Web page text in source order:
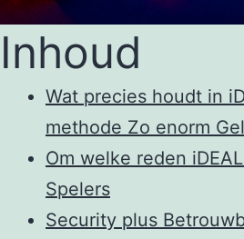
Inhoud
Wat precies houdt in
methode Zo enorm
Om welke reden
Spelers
Security plus